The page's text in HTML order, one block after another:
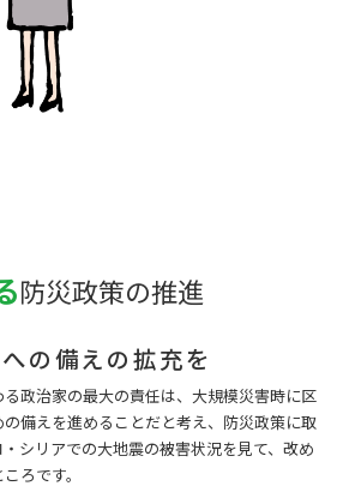
防災政策の推進
の備えの拡充を
政治家の最大の責任は、大規模災害時に区
備えを進めることだと考え、防災政策に取
シリアでの大地震の被害状況を見て、改め
ろです。